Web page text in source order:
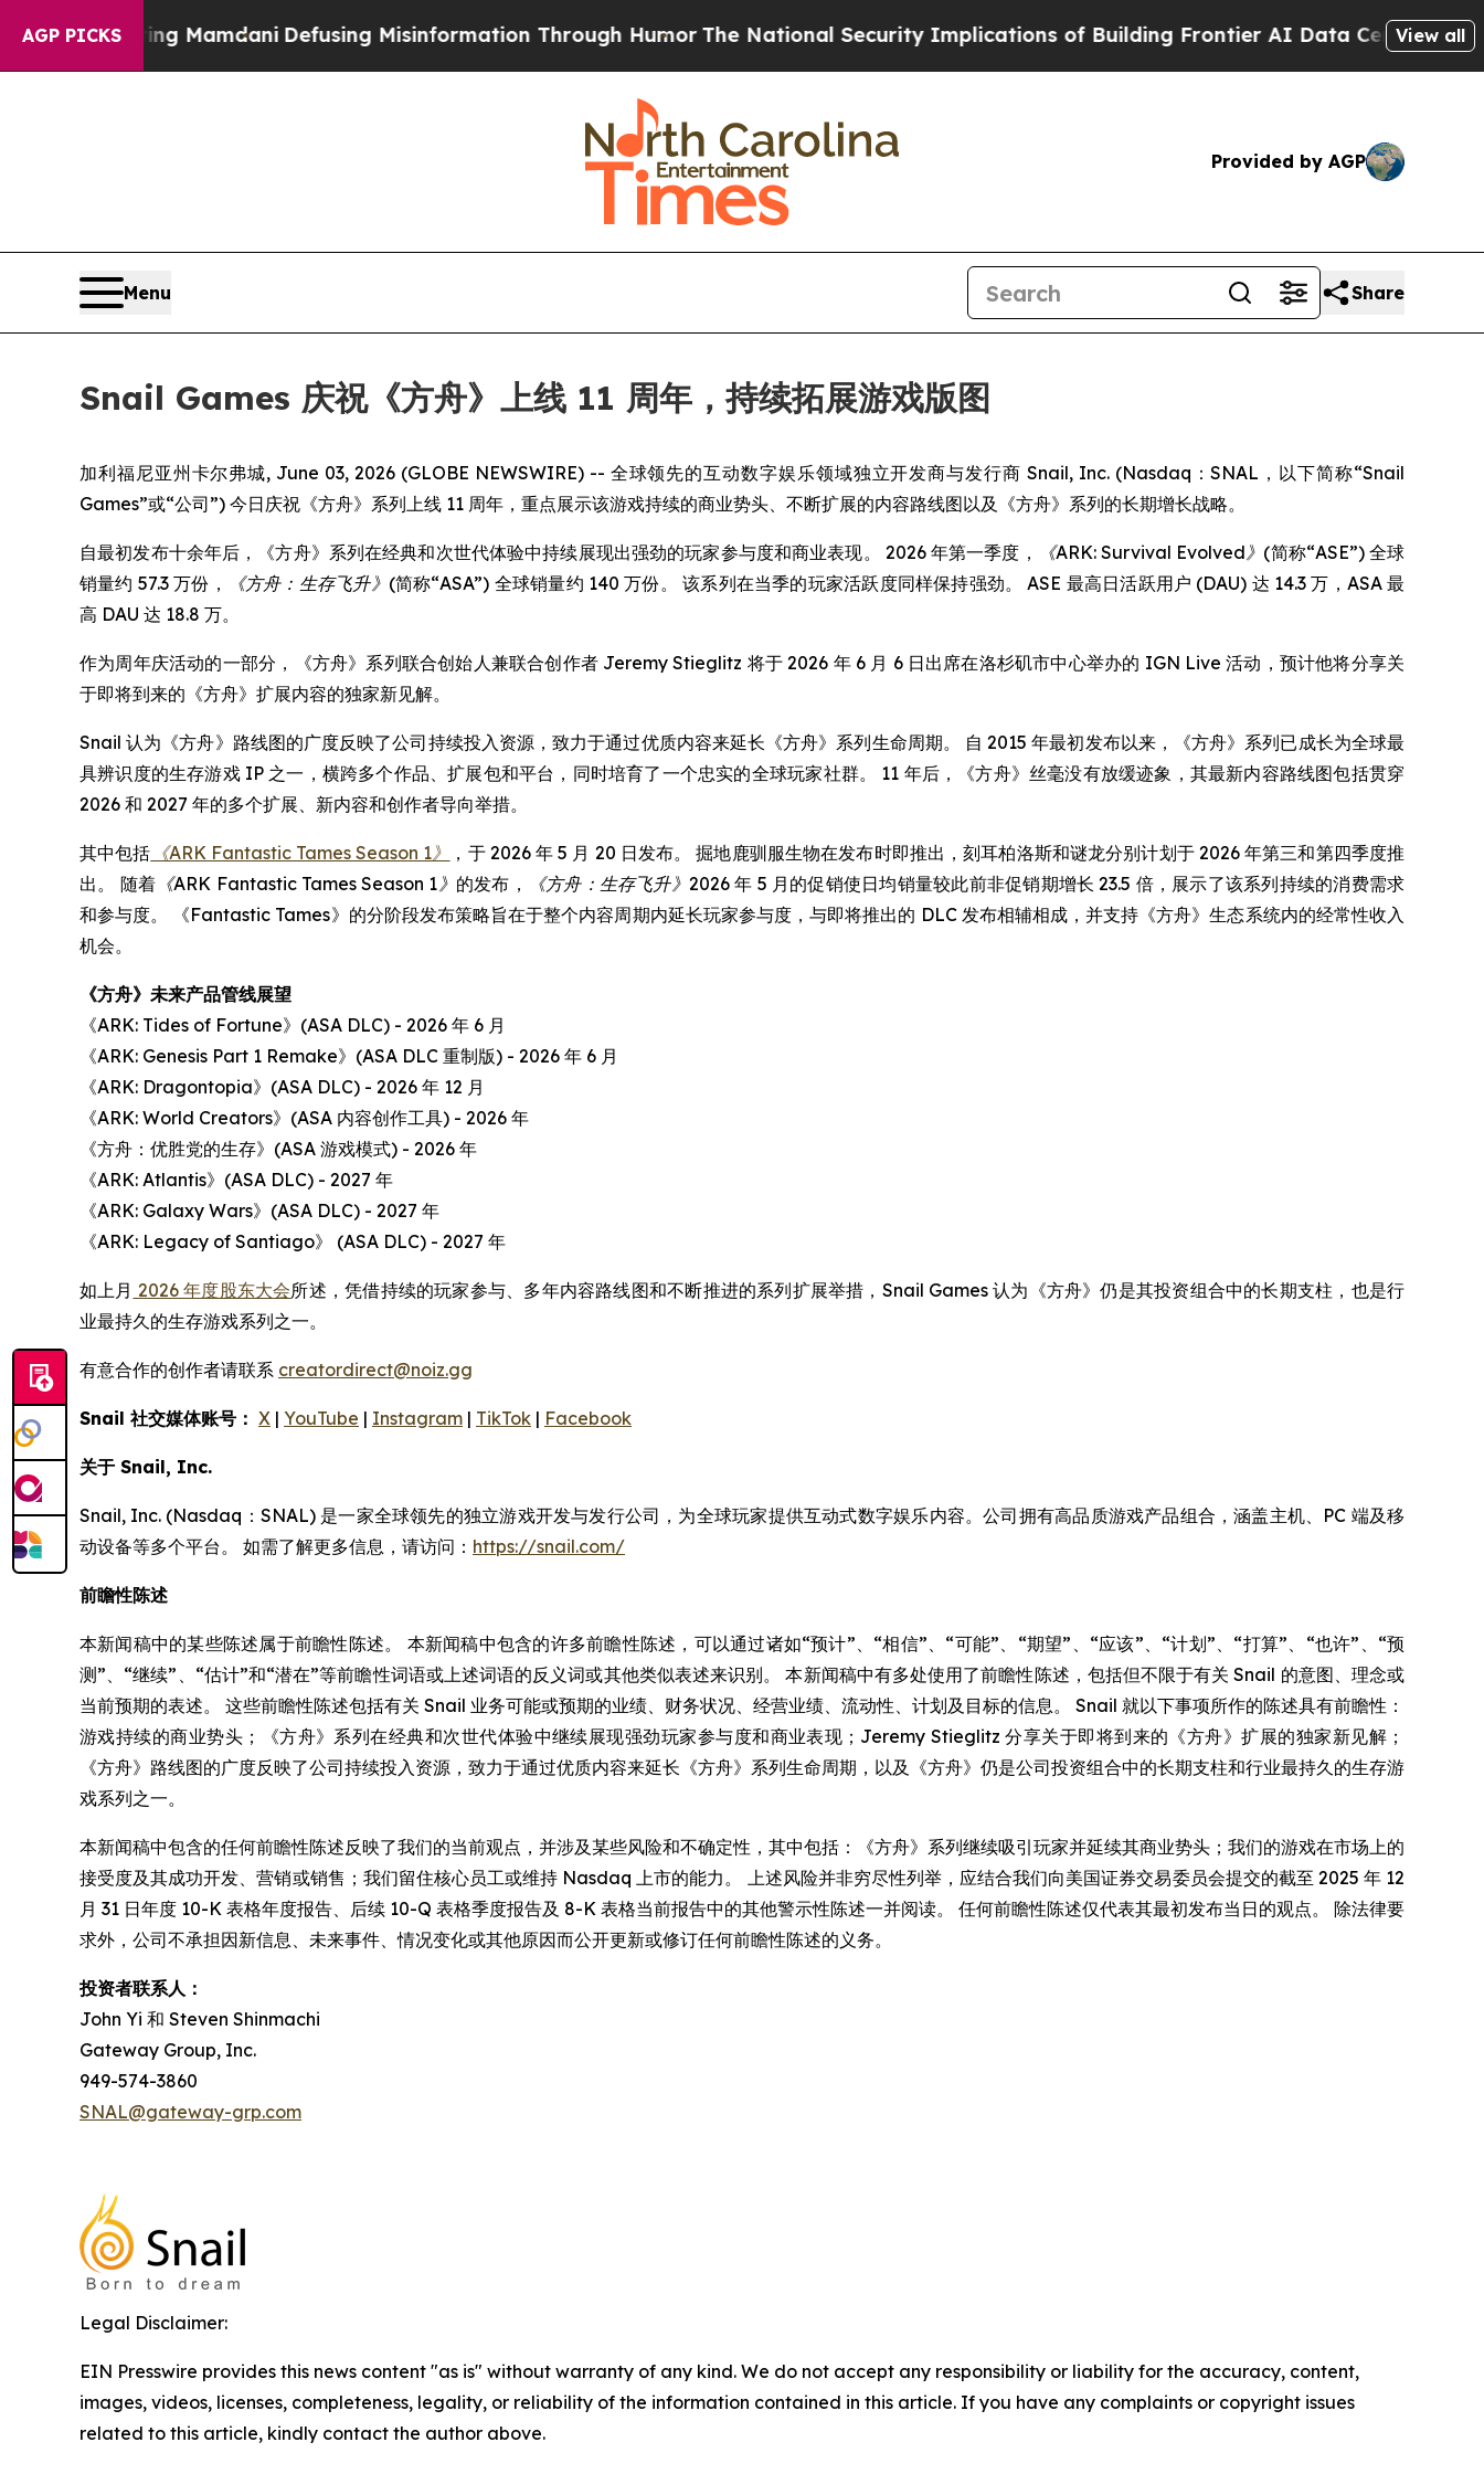
AGP PICKSMamdani Defusing Misinformation Through HumorThe National Security Implications of Building Frontier AI Data Centers Overseas
View all
Provided by AGP
Menu Share
Snail Games 庆祝《方舟》上线 11 周年，持续拓展游戏版图
加利福尼亚州卡尔弗城, June 03, 2026 (GLOBE NEWSWIRE) -- 全球领先的互动数字娱乐领域独立开发商与发行商 Snail, Inc. (Nasdaq：SNAL，以下简称“Snail
Games”或“公司”) 今日庆祝《方舟》系列上线 11 周年，重点展示该游戏持续的商业势头、不断扩展的内容路线图以及《方舟》系列的长期增长战略。
自最初发布十余年后，《方舟》系列在经典和次世代体验中持续展现出强劲的玩家参与度和商业表现。 2026 年第一季度， 《ARK: Survival Evolved》 (简称“ASE”) 全球
销量约 57.3 万份，
《方舟：生存飞升》 (简称“ASA”) 全球销量约 140 万份。 该系列在当季的玩家活跃度同样保持强劲。 ASE 最高日活跃用户 (DAU) 达 14.3 万，ASA 最
高 DAU 达 18.8 万。
作为周年庆活动的一部分，《方舟》系列联合创始人兼联合创作者 Jeremy Stieglitz 将于 2026 年 6 月 6 日出席在洛杉矶市中心举办的 IGN Live 活动，预计他将分享关
于即将到来的《方舟》扩展内容的独家新见解。
Snail 认为《方舟》路线图的广度反映了公司持续投入资源，致力于通过优质内容来延长《方舟》系列生命周期。 自 2015 年最初发布以来，《方舟》系列已成长为全球最
具辨识度的生存游戏 IP 之一，横跨多个作品、扩展包和平台，同时培育了一个忠实的全球玩家社群。 11 年后，《方舟》丝毫没有放缓迹象，其最新内容路线图包括贯穿
2026 和 2027 年的多个扩展、新内容和创作者导向举措。
其中包括 《ARK Fantastic Tames Season 1》
，于 2026 年 5 月 20 日发布。 掘地鹿驯服生物在发布时即推出，刻耳柏洛斯和谜龙分别计划于 2026 年第三和第四季度推
出。 随着 《ARK Fantastic Tames Season 1》 的发布， 《方舟：生存飞升》 2026 年 5 月的促销使日均销量较此前非促销期增长 23.5 倍，展示了该系列持续的消费需求
和参与度。 《Fantastic Tames》的分阶段发布策略旨在于整个内容周期内延长玩家参与度，与即将推出的 DLC 发布相辅相成，并支持《方舟》生态系统内的经常性收入
机会。
《方舟》未来产品管线展望
《ARK: Tides of Fortune》(ASA DLC) - 2026 年 6 月
《ARK: Genesis Part 1 Remake》(ASA DLC 重制版) - 2026 年 6 月
《ARK: Dragontopia》(ASA DLC) - 2026 年 12 月
《ARK: World Creators》(ASA 内容创作工具) - 2026 年
《方舟：优胜党的生存》(ASA 游戏模式) - 2026 年
《ARK: Atlantis》(ASA DLC) - 2027 年
《ARK: Galaxy Wars》(ASA DLC) - 2027 年
《ARK: Legacy of Santiago》 (ASA DLC) - 2027 年
如上月 2026 年度股东大会所述，凭借持续的玩家参与、多年内容路线图和不断推进的系列扩展举措，Snail Games 认为《方舟》仍是其投资组合中的长期支柱，也是行
业最持久的生存游戏系列之一。
有意合作的创作者请联系 creatordirect@noiz.gg
Snail 社交媒体账号： X | YouTube | Instagram | TikTok | Facebook
关于 Snail, Inc.
Snail, Inc. (Nasdaq：SNAL) 是一家全球领先的独立游戏开发与发行公司，为全球玩家提供互动式数字娱乐内容。公司拥有高品质游戏产品组合，涵盖主机、PC 端及移
动设备等多个平台。 如需了解更多信息，请访问： https://snail.com/
前瞻性陈述
本新闻稿中的某些陈述属于前瞻性陈述。 本新闻稿中包含的许多前瞻性陈述，可以通过诸如“预计”、“相信”、“可能”、“期望”、“应该”、“计划”、“打算”、“也许”、“预
测”、“继续”、“估计”和“潜在”等前瞻性词语或上述词语的反义词或其他类似表述来识别。 本新闻稿中有多处使用了前瞻性陈述，包括但不限于有关 Snail 的意图、理念或
当前预期的表述。 这些前瞻性陈述包括有关 Snail 业务可能或预期的业绩、财务状况、经营业绩、流动性、计划及目标的信息。 Snail 就以下事项所作的陈述具有前瞻性：
游戏持续的商业势头；《方舟》系列在经典和次世代体验中继续展现强劲玩家参与度和商业表现；Jeremy Stieglitz 分享关于即将到来的《方舟》扩展的独家新见解；
《方舟》路线图的广度反映了公司持续投入资源，致力于通过优质内容来延长《方舟》系列生命周期，以及《方舟》仍是公司投资组合中的长期支柱和行业最持久的生存游
戏系列之一。
本新闻稿中包含的任何前瞻性陈述反映了我们的当前观点，并涉及某些风险和不确定性，其中包括：《方舟》系列继续吸引玩家并延续其商业势头；我们的游戏在市场上的
接受度及其成功开发、营销或销售；我们留住核心员工或维持 Nasdaq 上市的能力。 上述风险并非穷尽性列举，应结合我们向美国证券交易委员会提交的截至 2025 年 12
月 31 日年度 10-K 表格年度报告、后续 10-Q 表格季度报告及 8-K 表格当前报告中的其他警示性陈述一并阅读。 任何前瞻性陈述仅代表其最初发布当日的观点。 除法律要
求外，公司不承担因新信息、未来事件、情况变化或其他原因而公开更新或修订任何前瞻性陈述的义务。
投资者联系人：
John Yi 和 Steven Shinmachi
Gateway Group, Inc.
949-574-3860
SNAL@gateway-grp.com
Legal Disclaimer:
EIN Presswire provides this news content "as is" without warranty of any kind. We do not accept any responsibility or liability for the accuracy, content,
images, videos, licenses, completeness, legality, or reliability of the information contained in this article. If you have any complaints or copyright issues
related to this article, kindly contact the author above.